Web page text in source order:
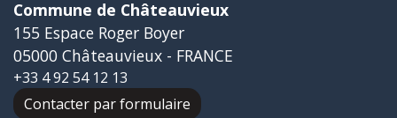
Commune de Châteauvieux
155 Espace Roger Boyer
05000 Châteauvieux - FRANCE
+33 4 92 54 12 13
Contacter par formulaire